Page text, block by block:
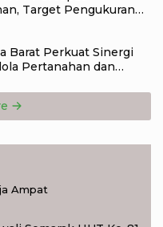
Target Pengukuran
Barat Perkuat Sinergi
Pertanahan dan
Ampat